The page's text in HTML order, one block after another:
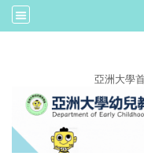
亞洲大學